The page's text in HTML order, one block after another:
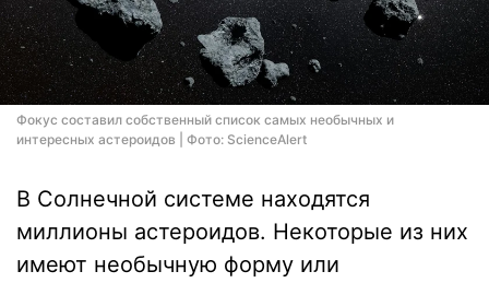
Фокус составил собственный список самых необычных и
интересных астероидов | Фото: ScienceAlert
В Солнечной системе находятся
миллионы астероидов. Некоторые из них
имеют необычную форму или